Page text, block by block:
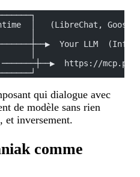
│   (LibreChat, Goose,
Your LLM
https://
qui dialogue avec
de modèle sans rien
et inversement.
comme